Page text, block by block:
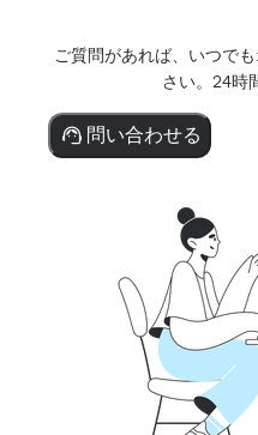
ご質問があれば、いつで
さい。24時
問い合わせる